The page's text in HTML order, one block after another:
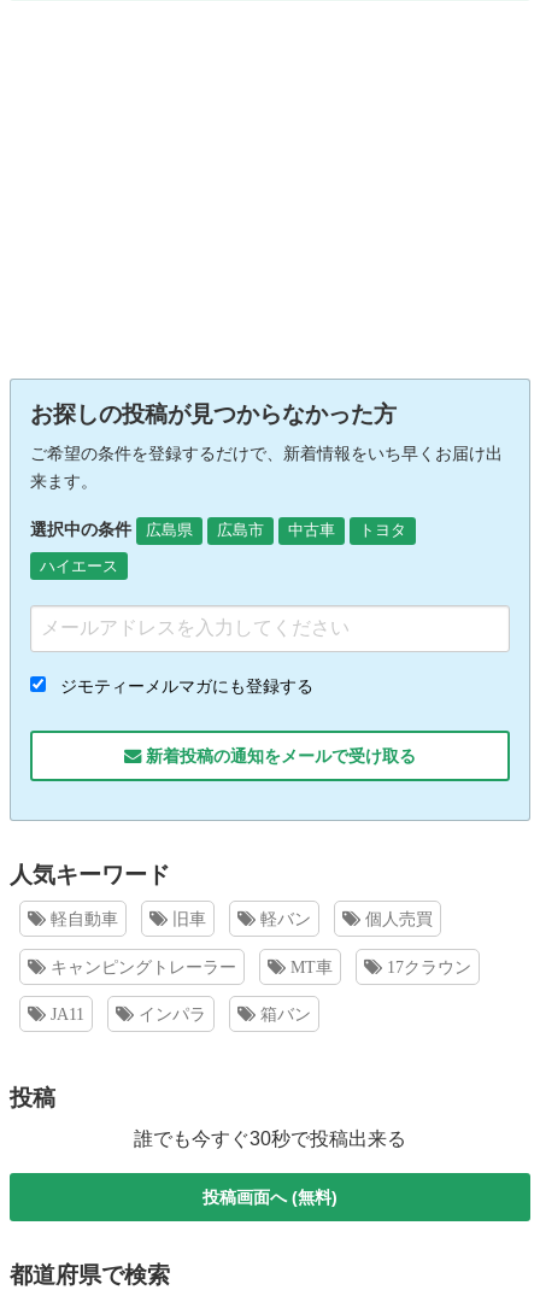
お探しの投稿が見つからなかった方
ご希望の条件を登録するだけで、新着情報をいち早くお届け出
来ます。
選択中の条件 広島県 広島市 中古車
トヨタ
ハイエース
ジモティーメルマガにも登録する
新着投稿の通知をメールで受け取る
人気キーワード
軽自動車 旧車 軽バン 個人売買
キャンピングトレーラー MT車 17クラウン
JA11 インパラ 箱バン
投稿
誰でも今すぐ30秒で投稿出来る
投稿画面へ (無料)
都道府県で検索